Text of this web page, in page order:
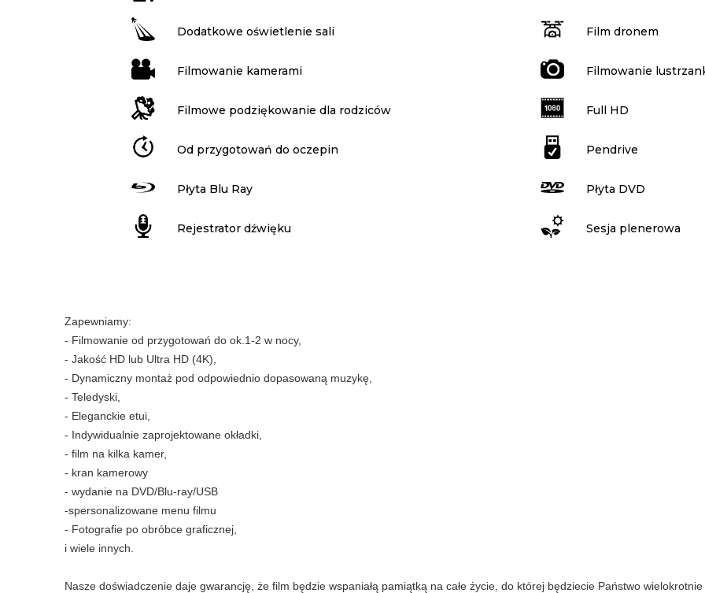
Dodatkowe oświetlenie sali Film dronem
Filmowanie kamerami Filmowanie
Filmowe podziękowanie dla rodziców Full HD
Od przygotowań do oczepin Pendrive
Płyta Blu Ray Płyta DVD
Rejestrator dźwięku Sesja plenerowa
Zapewniamy:
- Filmowanie od przygotowań do ok.1-2 w nocy,
- Jakość HD lub Ultra HD (4K),
- Dynamiczny montaż pod odpowiednio dopasowaną muzykę,
- Teledyski,
- Eleganckie etui,
- Indywidualnie zaprojektowane okładki,
- film na kilka kamer,
- kran kamerowy
- wydanie na DVD/Blu-ray/USB
-spersonalizowane menu filmu
- Fotografie po obróbce graficznej,
i wiele innych.
Nasze doświadczenie daje gwarancję, że film będzie wspaniałą pamiątką na całe życie, do której będziecie Państwo wielokrotnie